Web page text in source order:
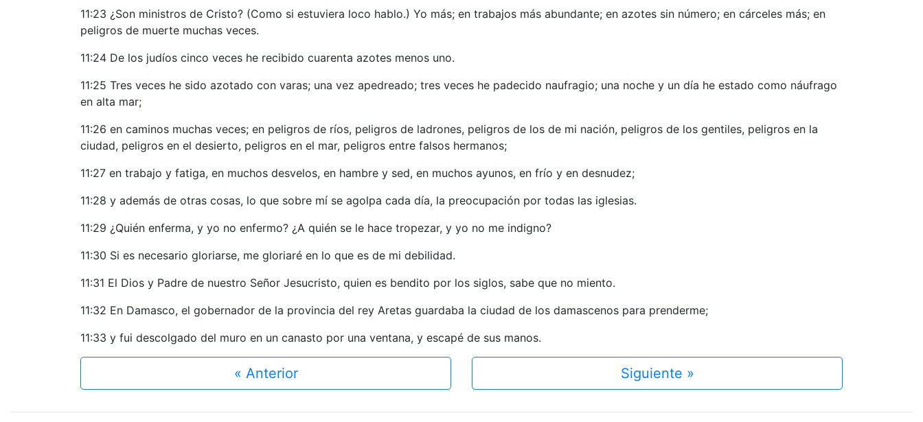
11:23 ¿Son ministros de Cristo? (Como si estuviera loco hablo.) Yo más; en trabajos más abundante; en azotes sin número; en cárceles más; en
peligros de muerte muchas veces.
11:24 De los judíos cinco veces he recibido cuarenta azotes menos uno.
11:25 Tres veces he sido azotado con varas; una vez apedreado; tres veces he padecido naufragio; una noche y un día he estado como náufrago
en alta mar;
11:26 en caminos muchas veces; en peligros de ríos, peligros de ladrones, peligros de los de mi nación, peligros de los gentiles, peligros en la
ciudad, peligros en el desierto, peligros en el mar, peligros entre falsos hermanos;
11:27 en trabajo y fatiga, en muchos desvelos, en hambre y sed, en muchos ayunos, en frío y en desnudez;
11:28 y además de otras cosas, lo que sobre mí se agolpa cada día, la preocupación por todas las iglesias.
11:29 ¿Quién enferma, y yo no enfermo? ¿A quién se le hace tropezar, y yo no me indigno?
11:30 Si es necesario gloriarse, me gloriaré en lo que es de mi debilidad.
11:31 El Dios y Padre de nuestro Señor Jesucristo, quien es bendito por los siglos, sabe que no miento.
11:32 En Damasco, el gobernador de la provincia del rey Aretas guardaba la ciudad de los damascenos para prenderme;
11:33 y fui descolgado del muro en un canasto por una ventana, y escapé de sus manos.
« Anterior Siguiente »